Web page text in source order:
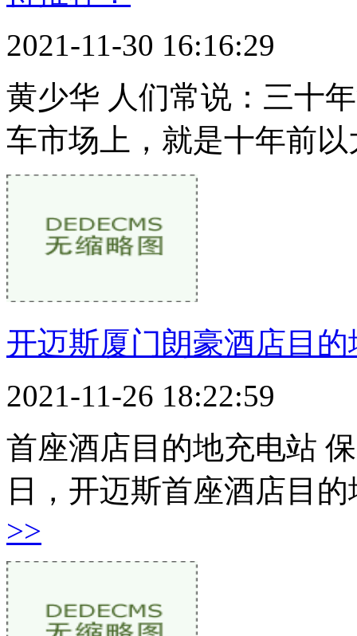
2021-11-30 16:16:29
黄少华 人们常说：三十
车市场上，就是十年前
开迈斯厦门朗豪酒店目
2021-11-26 18:22:59
首座酒店目的地充电站
日，开迈斯首座酒店目
>>